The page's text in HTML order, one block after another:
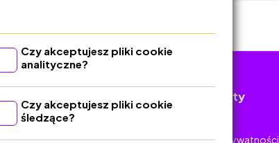
Kontakt
Dokumenty
Polityka Prywatności
Czy akceptujesz pliki cookie
analityczne?
Czy akceptujesz pliki cookie
śledzące?